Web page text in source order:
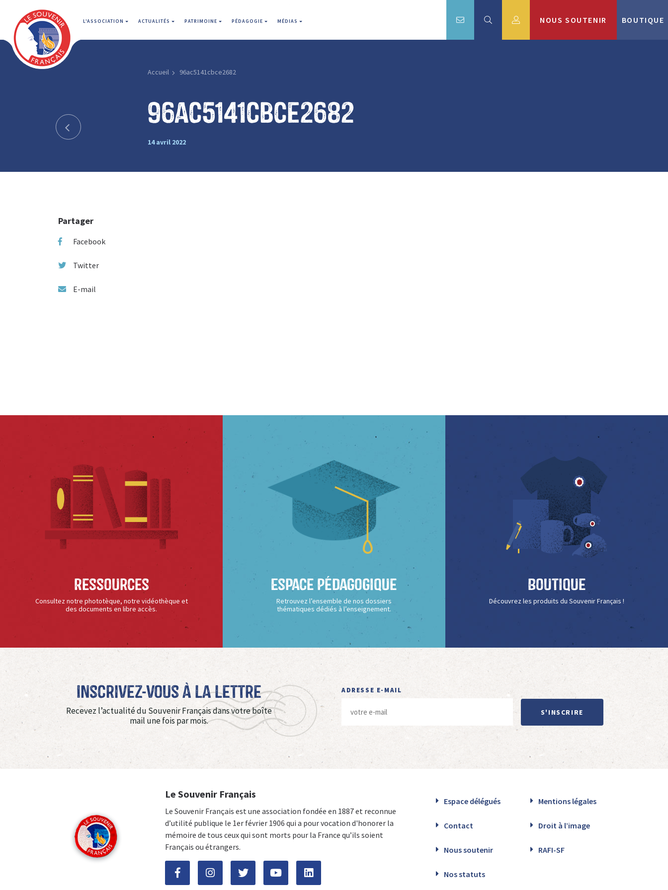
L'ASSOCIATION ACTUALITÉS PATRIMOINE PÉDAGOGIE MÉDIAS NOUS SOUTENIR BOUTIQUE
Accueil 96ac5141cbce2682
96ac5141cbce2682
14 avril 2022
Partager
Facebook
Twitter
E-mail
Ressources
Consultez notre phototèque, notre vidéothèque et
des documents en libre accès.
Espace Pédagogique
Retrouvez l’ensemble de nos dossiers
thématiques dédiés à l’enseignement.
Boutique
Découvrez les produits du Souvenir Français !
Inscrivez-vous à La Lettre
Recevez l’actualité du Souvenir Français dans votre boîte
mail une fois par mois.
ADRESSE E-MAIL
S'INSCRIRE
Le Souvenir Français
Le Souvenir Français est une association fondée en 1887 et reconnue
d’utilité publique le 1er février 1906 qui a pour vocation d'honorer la
mémoire de tous ceux qui sont morts pour la France qu’ils soient
Français ou étrangers.
Espace délégués Mentions légales
Contact Droit à l’image
Nous soutenir RAFI-SF
Nos statuts